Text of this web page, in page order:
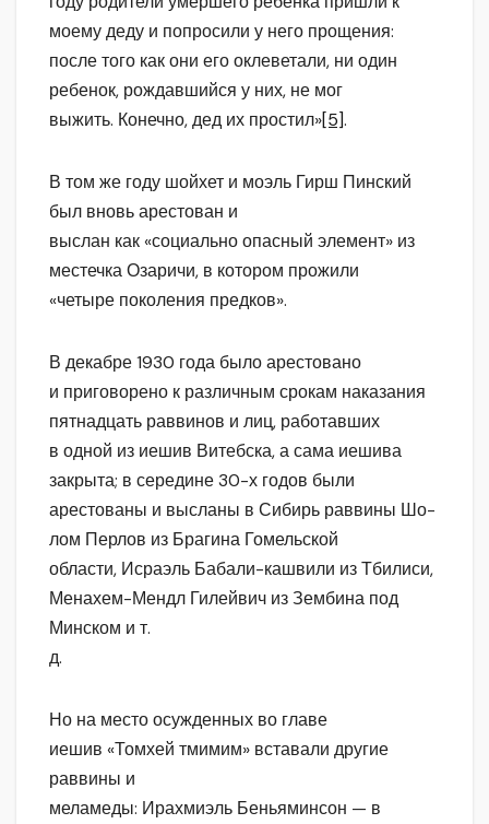
моему деду и попросили у него прощения:
после того как они его оклеветали, ни один
ребенок, рождавшийся у них, не мог
выжить. Конечно, дед их простил»[5].
В том же году шойхет и моэль Гирш Пинский
был вновь арестован и
выслан как «социально опасный элемент» из
местечка Озаричи, в котором прожили
«четыре поколения предков».
В декабре 1930 года было арестовано
и приговорено к различным срокам наказания
пятнадцать раввинов и лиц, работавших
в одной из иешив Витебска, а сама иешива
закрыта; в середине 30-х годов были
арестованы и высланы в Сибирь раввины Шо-
лом Перлов из Брагина Гомельской
области, Исраэль Бабали-кашвили из Тбилиси,
Менахем-Мендл Гилейвич из Зембина под
Минском и т.
д.
Но на место осужденных во главе
иешив «Томхей тмимим» вставали другие
раввины и
меламеды: Ирахмиэль Беньяминсон — в